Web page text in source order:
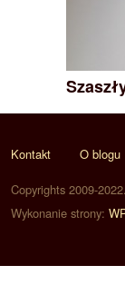
Kontakt O blogu
Copyrights 2009-
Wykonanie strony: